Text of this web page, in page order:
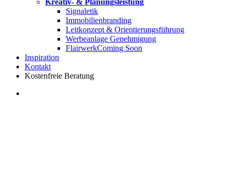
Kreativ- & Planungsleistung
Signaletik
Immobilienbranding
Leitkonzept & Orientierungsführung
Werbeanlage Genehmigung
FlairwerkComing Soon
Inspiration
Kontakt
Kostenfreie Beratung